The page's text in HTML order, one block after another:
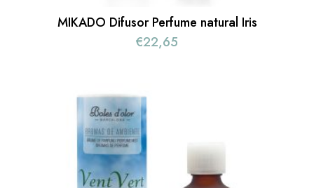
MIKADO Difusor Perfume natural Iris
€22,65